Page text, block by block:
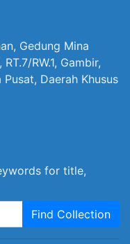
Gedung Mina
RW.1, Gambir,
Daerah Khusus
for title,
Find Collection